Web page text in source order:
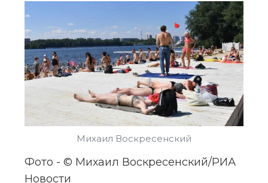
Михаил Воскресенский
Фото - © Михаил Воскресенский/РИА
Новости